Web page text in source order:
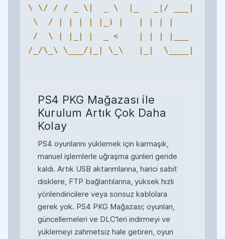
\ \/ / / _ \|  _ \  |_   _|/ ___|
\  / | | | | |_) |   | | | |
/  \ | |_| |  _ <    | | | |___
/_/\_\ \___/|_| \_\   |_|  \____|
PS4 PKG Mağazası ile
Kurulum Artık Çok Daha
Kolay
PS4 oyunlarını yüklemek için karmaşık,
manuel işlemlerle uğraşma günleri geride
kaldı. Artık USB aktarımlarına, harici sabit
disklere, FTP bağlantılarına, yüksek hızlı
yönlendiricilere veya sonsuz kablolara
gerek yok. PS4 PKG Mağazası; oyunları,
güncellemeleri ve DLC'leri indirmeyi ve
yüklemeyi zahmetsiz hale getiren, oyun